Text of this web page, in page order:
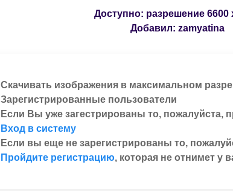
Доступно: разрешение 6600
Добавил: zamyatina
Скачивать изображения в максимальном
Зарегистрированные пользователи
Если Вы уже загестрированы то, пожалуйста,
Вход в систему
Если вы еще не зарегистрированы то,
Пройдите регистрацию, которая не отнимет у